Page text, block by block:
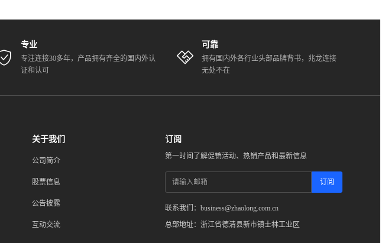
专业
专注连接30多年，产品拥有齐全的国内外认
证和认可
可靠
拥有国内外各行业头部品牌背书，兆龙连接
无处不在
关于我们
公司简介
股票信息
公告披露
互动交流
订阅
第一时间了解促销活动、热销产品和最新信息
订阅
联系我们：business@zhaolong.com.cn
总部地址：浙江省德清县新市镇士林工业区